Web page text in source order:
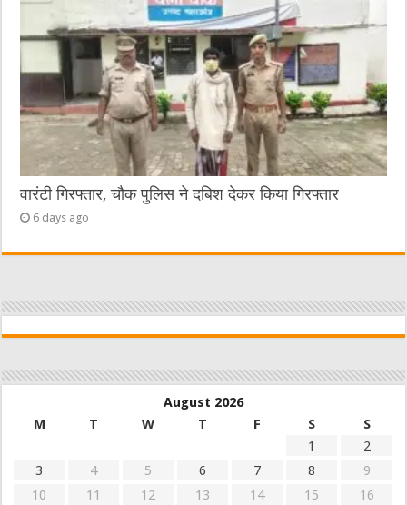
वारंटी गिरफ्तार, चौक पुलिस ने दबिश देकर किया गिरफ्तार
6 days ago
August 2026
M
T W T F S
S
1
2
3
4 5 6 7 8
9
10
11 12 13 14 15
16